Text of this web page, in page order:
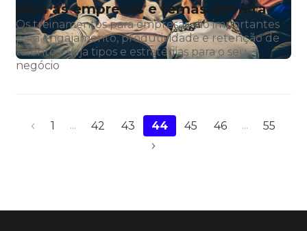
para as empresas e temas em alta
Os treinamentos para empresas são importantes
para engajamento, produtividade e retenção de
talentos. Veja tipos e estratégias para o seu
negócio
1 ... 42 43 44 45 46 ... 55